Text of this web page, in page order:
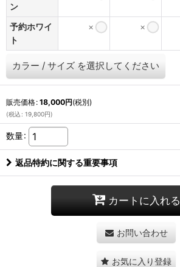
ン
予約ホワイ
ト
× ×
カラー / サイズ を選択してください
販売価格: 18,000円(税別)
(税込 : 19,800円)
数量:
返品特約に関する重要事項
カートに入れる
お問い合わせ
お気に入り登録